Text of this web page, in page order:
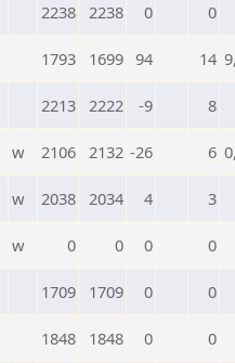
2238 2238 0 0
1793 1699 94 14
2213 2222 -9 8
w 2106 2132 -26 6
w 2038 2034 4 3
w 0 0 0 0
1709 1709 0 0
1848 1848 0 0